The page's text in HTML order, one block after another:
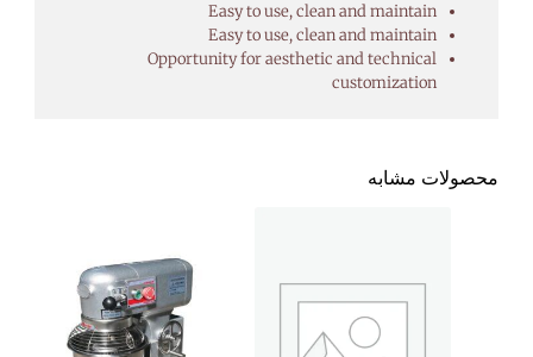
Easy to use, clean and maintain
Easy to use, clean and maintain
Opportunity for aesthetic and technical
customization
محصولات مشابه